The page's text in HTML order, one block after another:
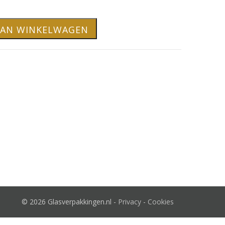
WINKELWAGEN
© 2026 Glasverpakkingen.nl - Privacy - Cookies